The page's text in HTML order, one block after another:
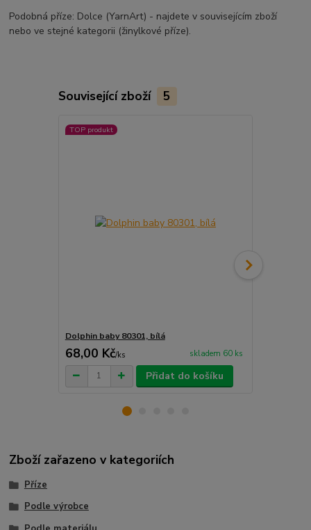
Podobná příze: Dolce (YarnArt) - najdete v souvisejícím zboží
nebo ve stejné kategorii (žinylkové příze).
Související zboží 5
TOP produkt
Dolphin baby 80301, bílá
68,00 Kč/ks skladem 60 ks
Přidat do košíku
Zboží zařazeno v kategoriích
Příze
Podle výrobce